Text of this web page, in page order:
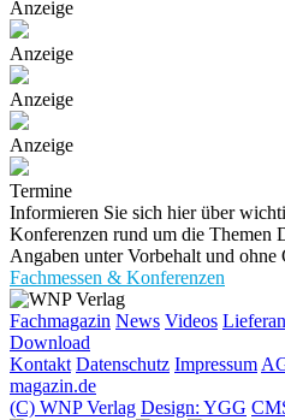
Anzeige
Anzeige
Anzeige
Anzeige
Termine
Informieren Sie sich hier über
Konferenzen rund um die
Angaben unter Vorbehalt und ohne
Fachmessen & Konferenzen
Fachmagazin News Videos
Download
Kontakt Datenschutz Impressum
magazin.de
(C) WNP Verlag Design: YGG